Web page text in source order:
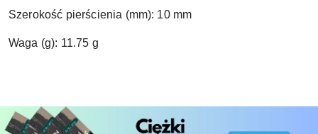
Szerokość pierścienia (mm): 10 mm
Waga (g): 11.75 g